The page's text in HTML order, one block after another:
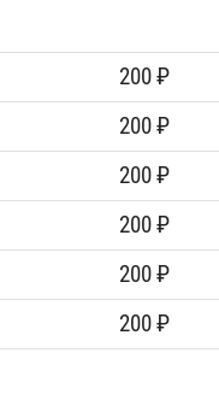
200 ₽
200 ₽
200 ₽
200 ₽
200 ₽
200 ₽